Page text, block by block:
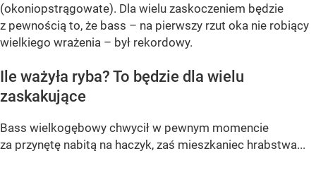
(okoniopstrągowate). Dla wielu zaskoczeniem będzie
z pewnością to, że bass – na pierwszy rzut oka nie robiący
wielkiego wrażenia – był rekordowy.
Ile ważyła ryba? To będzie dla wielu
zaskakujące
Bass wielkogębowy chwycił w pewnym momencie
za przynętę nabitą na haczyk, zaś mieszkaniec hrabstwa...